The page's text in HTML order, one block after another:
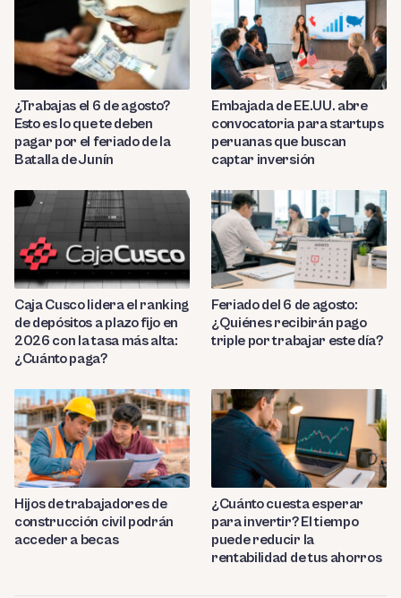
¿Trabajas el 6 de agosto?
Esto es lo que te deben
pagar por el feriado de la
Batalla de Junín
Embajada de EE.UU. abre
convocatoria para startups
peruanas que buscan
captar inversión
Caja Cusco lidera el ranking
de depósitos a plazo fijo en
2026 con la tasa más alta:
¿Cuánto paga?
Feriado del 6 de agosto:
¿Quiénes recibirán pago
triple por trabajar este día?
Hijos de trabajadores de
construcción civil podrán
acceder a becas
¿Cuánto cuesta esperar
para invertir? El tiempo
puede reducir la
rentabilidad de tus ahorros